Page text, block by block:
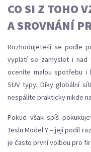
CO SI Z TOHO
A SROVNÁNÍ
Rozhodujete-li se podle
vyplatí se zamyslet i nad
oceníte malou spotřebu i
SUV typy. Díky globální
nespálíte prakticky nikde
Pokud však spíš
Teslu Model Y – její podíl
je často první volbou pro